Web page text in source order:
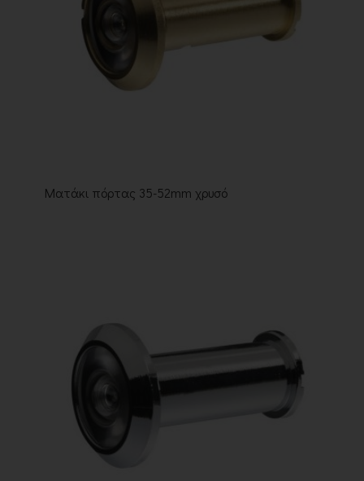
Ματάκι πόρτας 35-52mm χρυσό